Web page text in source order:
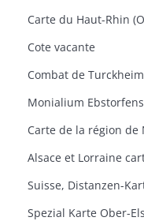
Carte du Haut-Rhin
Cote vacante
Monialium
Carte de la région de
Suisse, Distanzen-
Spezial Karte Ober-